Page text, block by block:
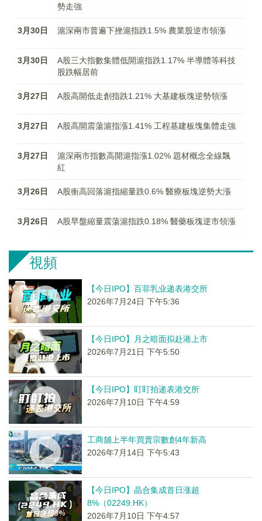
勢走強
3月30日 滬深兩市普遍下挫滬指跌1.5% 農業股逆市領漲
3月30日
A股三大指數集體低開滬指跌1.17% 半導體等科技
股跌幅居前
3月27日 A股高開低走創指跌1.21% 大基建板塊逆勢領漲
3月27日 A股高開震蕩滬指漲1.41% 工程基建板塊集體走強
3月27日
滬深兩市指數高開滬指漲1.02% 題材概念全線飄
紅
3月26日 A股衝高回落滬指縮量跌0.6% 醫療板塊逆勢大漲
3月26日 A股早盤縮量震蕩滬指跌0.18% 醫藥板塊逆市領漲
視頻
【今日IPO】百菲乳业递表港交所
2026年7月24日 下午5:36
【今日IPO】月之暗面拟赴港上市
2026年7月21日 下午5:50
【今日IPO】盯盯拍递表港交所
2026年7月10日 下午4:59
工商舖上半年買賣宗數創4年新高
2026年7月14日 下午5:43
【今日IPO】晶合集成首日涨超
8%（02249.HK）
2026年7月10日 下午4:57